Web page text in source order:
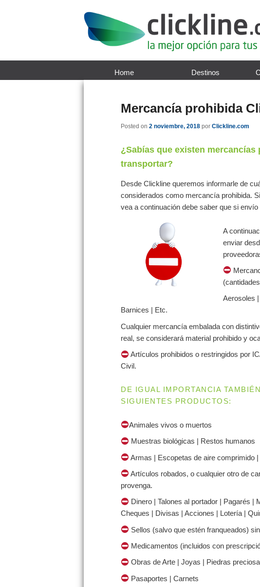
Home Destinos
Mercancía prohibida
Posted on 2 noviembre, 2018 por Clickline.com
¿Sabías que existen
transportar?
Desde Clickline queremos informarle de
considerados como mercancía prohibida.
vea a continuación debe saber que si
A
enviar
Aerosoles
Barnices | Etc.
Cualquier mercancía embalada con
real, se considerará material prohibido y
Artículos prohibidos o restringidos por
Civil.
DE IGUAL IMPORTANCIA
SIGUIENTES PRODUCTOS:
Animales vivos o muertos
Muestras biológicas | Restos humanos
Armas | Escopetas de aire comprimido
Artículos robados, o cualquier otro de
provenga.
Dinero | Talones al portador | Pagarés |
Cheques | Divisas | Acciones | Lotería |
Sellos (salvo que estén franqueados)
Medicamentos (incluidos con
Obras de Arte | Joyas | Piedras
Pasaportes | Carnets